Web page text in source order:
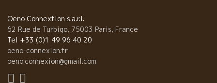
Oeno Connextion s.a.r.l.
62 Rue de Turbigo, 75003 Paris, France
Tel +33 (0)1 49 96 40 20
oeno-connexion.fr
oeno.connexion@gmail.com